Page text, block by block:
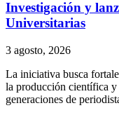
Investigación y
Universitarias
3 agosto, 2026
La iniciativa busca
la producción científica y
generaciones de